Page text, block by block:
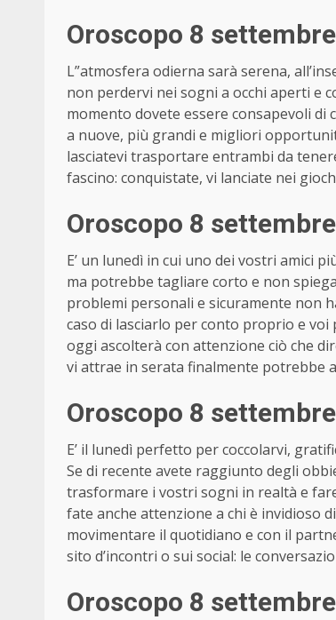
Oroscopo 8
L”atmosfera odierna sarà serena,
non perdervi nei sogni a occhi aperti e
momento dovete essere consapevoli di
a nuove, più grandi e migliori
lasciatevi trasportare entrambi da
fascino: conquistate, vi lanciate nei
Oroscopo 8
E’ un lunedì in cui uno dei vostri amici
ma potrebbe tagliare corto e non
problemi personali e sicuramente non
caso di lasciarlo per conto proprio e
oggi ascolterà con attenzione ciò che
vi attrae in serata finalmente potrebbe
Oroscopo 8
E’ il lunedì perfetto per coccolarvi,
Se di recente avete raggiunto degli
trasformare i vostri sogni in realtà e
fate anche attenzione a chi è invidioso
movimentare il quotidiano e con il
sito d’incontri o sui social: le
Oroscopo 8